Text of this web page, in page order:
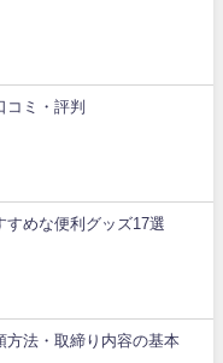
コミ・評判
すめな便利グッズ17選
方法・取締り内容の基本